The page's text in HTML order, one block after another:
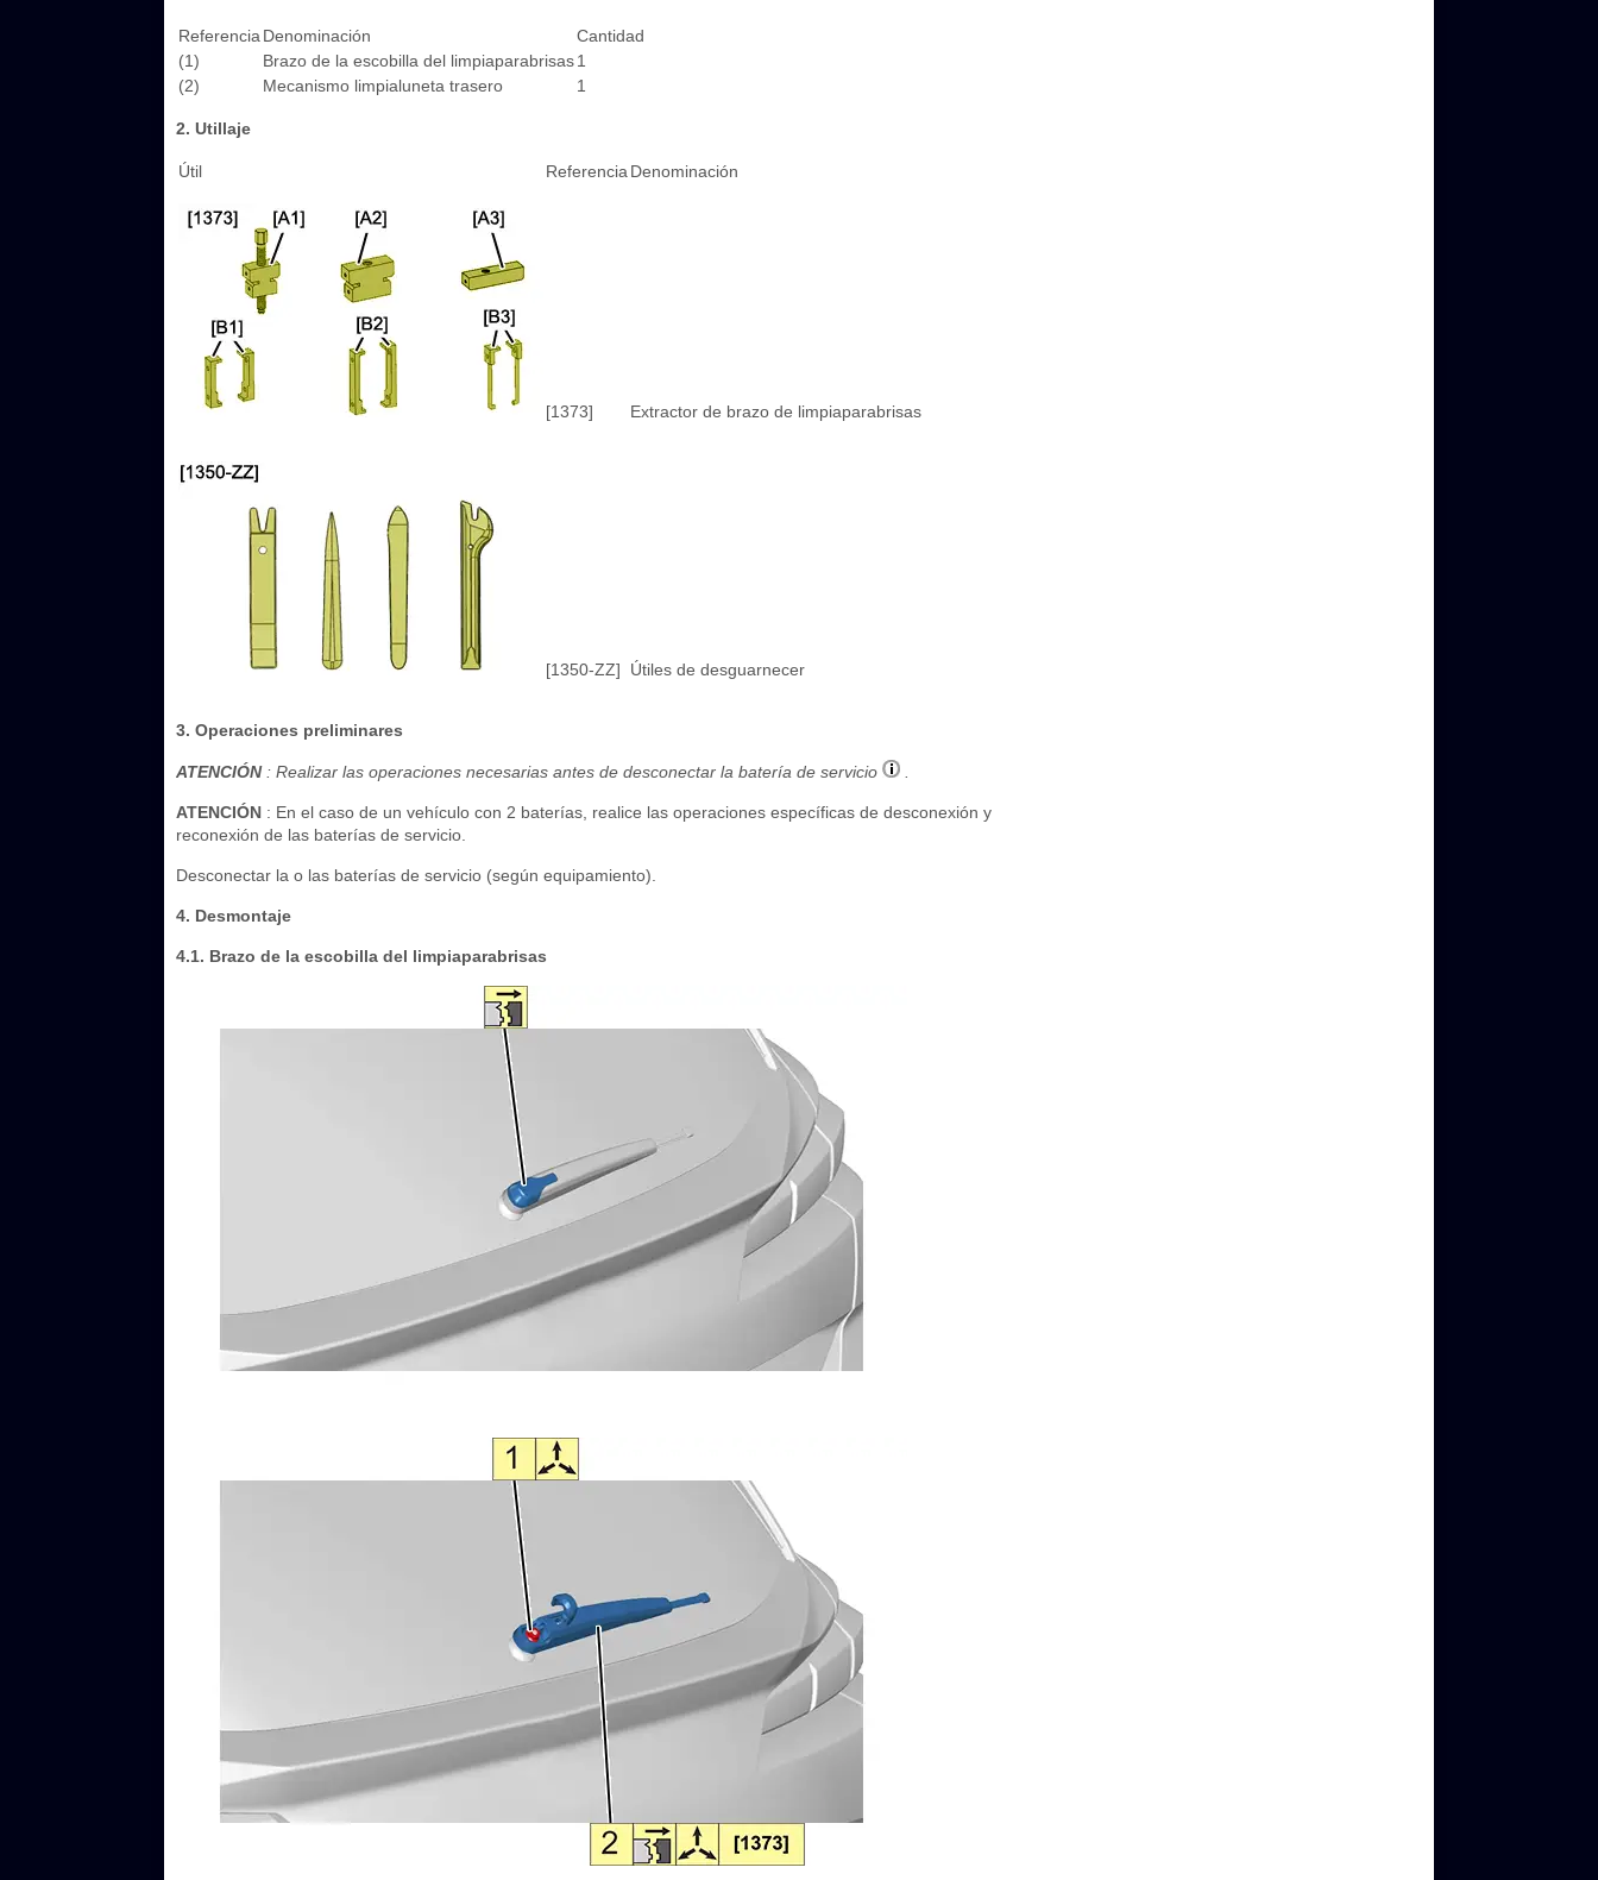
Referencia Denominación
Cantidad
(1)
Brazo de la escobilla del limpiaparabrisas1
(2)
Mecanismo limpialuneta trasero 1
2. Utillaje
Útil Referencia Denominación
[1373] Extractor de brazo de limpiaparabrisas
[1350-ZZ] Útiles de desguarnecer
3. Operaciones preliminares
ATENCIÓN: Realizar las operaciones necesarias antes de desconectar la batería de servicio
ATENCIÓN : En el caso de un vehículo con 2 baterías, realice las operaciones específicas de desconexión y
reconexión de las baterías de servicio.
Desconectar la o las baterías de servicio (según equipamiento).
4. Desmontaje
4.1. Brazo de la escobilla del limpiaparabrisas